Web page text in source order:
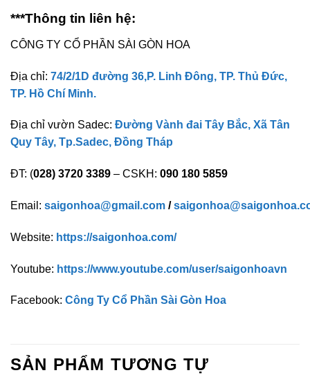
***Thông tin liên hệ:
CÔNG TY CỔ PHẦN SÀI GÒN HOA
Địa chỉ: 74/2/1D đường 36,P. Linh Đông, TP. Thủ Đức,
TP. Hồ Chí Minh.
Địa chỉ vườn Sadec: Đường Vành đai Tây Bắc, Xã Tân
Quy Tây, Tp.Sadec, Đồng Tháp
ĐT: (028) 3720 3389 – CSKH: 090 180 5859
Email: saigonhoa@gmail.com /
Website: https://saigonhoa.com/
Youtube: https://www.youtube.com/user/saigonhoavn
Facebook: Công Ty Cổ Phần Sài Gòn Hoa
SẢN PHẨM TƯƠNG TỰ